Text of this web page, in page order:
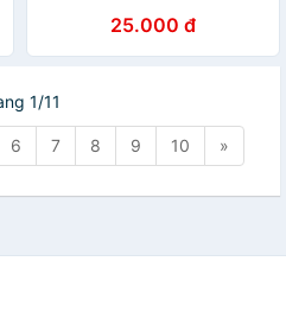
25.000 đ
1/11
6 7 8 9 10 »